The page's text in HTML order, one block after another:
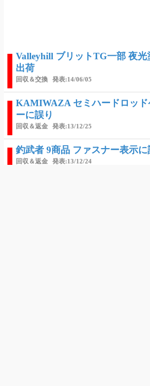
Valleyhill ブリットTG一部 夜光
出荷
回収＆交換 発表:14/06/05
KAMIWAZA セミハードロッド
ーに誤り
回収＆返金 発表:13/12/25
釣武者 9商品 ファスナー表示に
回収＆返金 発表:13/12/24